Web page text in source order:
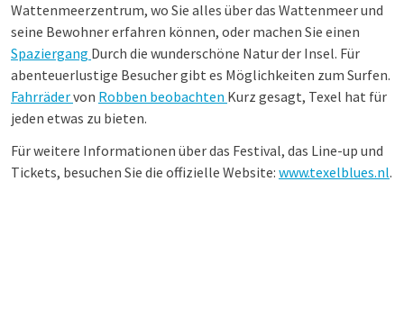
Wattenmeerzentrum, wo Sie alles über das Wattenmeer und
seine Bewohner erfahren können, oder machen Sie einen
Spaziergang Durch die wunderschöne Natur der Insel. Für
abenteuerlustige Besucher gibt es Möglichkeiten zum Surfen.
Fahrrädervon Robben beobachten Kurz gesagt, Texel hat für
jeden etwas zu bieten.
Für weitere Informationen über das Festival, das Line-up und
Tickets, besuchen Sie die offizielle Website: www.texelblues.nl.